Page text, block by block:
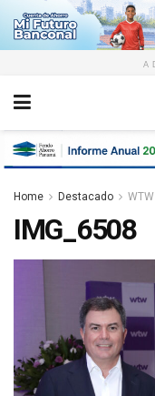
Home Destacado
IMG_6508